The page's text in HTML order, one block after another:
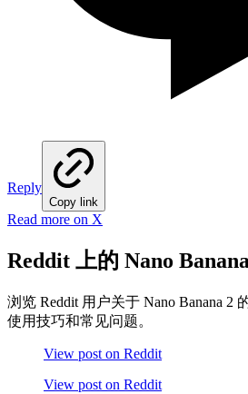
Reply
Copy link
Read more on X
Reddit 上的 Nano
浏览 Reddit 用户关于 Nano Banana 2
使用技巧和常见问题。
View post on Reddit
View post on Reddit